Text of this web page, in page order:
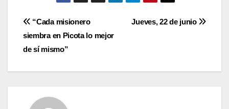
Navegación
de
entradas
Jueves, 22 de junio
“Cada misionero
siembra en Picota lo mejor
de sí mismo”